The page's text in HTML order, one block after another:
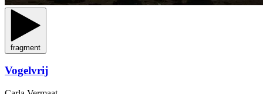
fragment
Vogelvrij